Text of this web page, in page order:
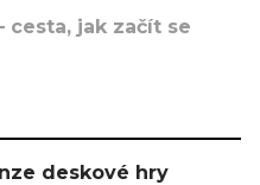
cesta, jak začít se
deskové hry